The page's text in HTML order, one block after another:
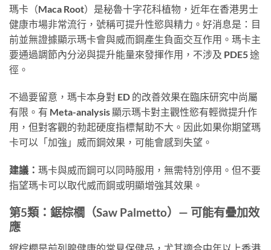
瑪卡（Maca Root）是秘魯十字花科植物，近年在香港男士
健康市場非常流行，號稱可提升性慾與精力。好消息是：目
前並無證據顯示瑪卡會與威而鋼產生負面交互作用。瑪卡主
要通過調節內分泌與提升能量來發揮作用，不涉及 PDE5 途
徑。
不過要留意，瑪卡本身對 ED 的改善效果在臨床研究中尚屬
有限。有 Meta-analysis 顯示瑪卡對主觀性慾有輕微提升作
用，但對客觀的勃起硬度指標幫助不大。因此如果你期望瑪
卡可以「加強」威而鋼效果，可能會感到失望。
建議： 瑪卡與威而鋼可以同時服用，無需特別停用。但不要
指望瑪卡可以取代威而鋼或明顯增強其效果。
第5類：鋸棕櫚（Saw Palmetto）— 可能有疊加效
應
鋸棕櫚是前列腺健康的常見保健品，尤其適合中年以上香港